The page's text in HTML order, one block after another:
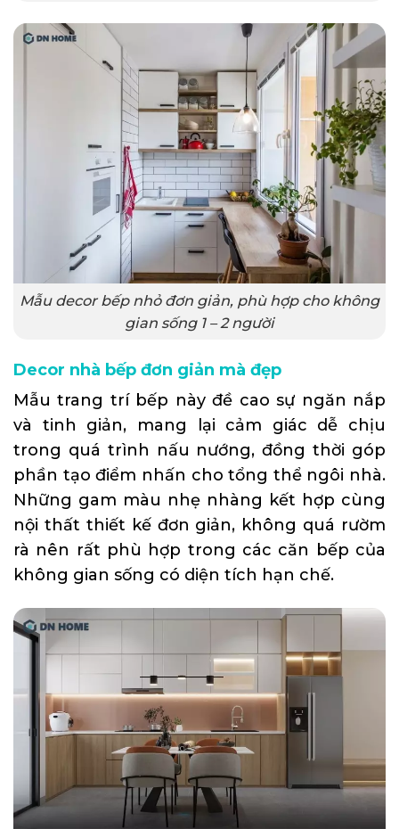
Mẫu decor bếp nhỏ đơn giản, phù hợp cho không
gian sống 1 – 2 người
Decor nhà bếp đơn giản mà đẹp
Mẫu trang trí bếp này đề cao sự ngăn nắp
và tinh giản, mang lại cảm giác dễ chịu
trong quá trình nấu nướng, đồng thời góp
phần tạo điểm nhấn cho tổng thể ngôi nhà.
Những gam màu nhẹ nhàng kết hợp cùng
nội thất thiết kế đơn giản, không quá rườm
rà nên rất phù hợp trong các căn bếp của
không gian sống có diện tích hạn chế.